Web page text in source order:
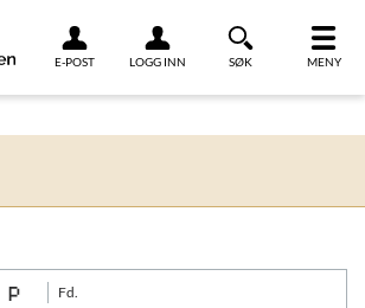
E-POST LOGG INN SØK MENY
Fd.